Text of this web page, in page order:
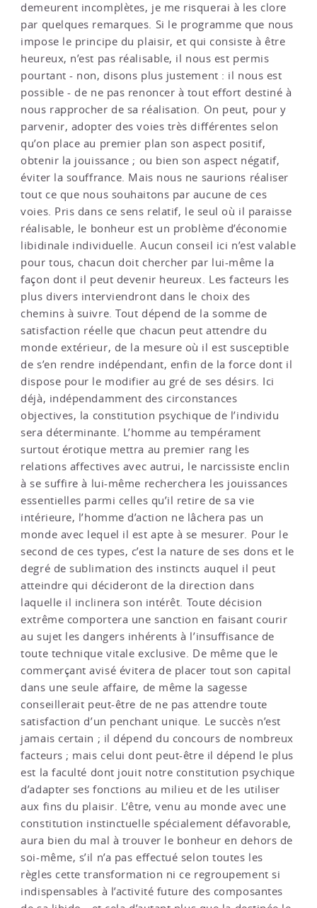
demeurent incomplètes, je me risquerai à les clore
par quelques remarques. Si le programme que nous
impose le principe du plaisir, et qui consiste à être
heureux, n’est pas réalisable, il nous est permis
pourtant - non, disons plus justement : il nous est
possible - de ne pas renoncer à tout effort destiné à
nous rapprocher de sa réalisation. On peut, pour y
parvenir, adopter des voies très différentes selon
qu’on place au premier plan son aspect positif,
obtenir la jouissance ; ou bien son aspect négatif,
éviter la souffrance. Mais nous ne saurions réaliser
tout ce que nous souhaitons par aucune de ces
voies. Pris dans ce sens relatif, le seul où il paraisse
réalisable, le bonheur est un problème d’économie
libidinale individuelle. Aucun conseil ici n’est valable
pour tous, chacun doit chercher par lui-même la
façon dont il peut devenir heureux. Les facteurs les
plus divers interviendront dans le choix des
chemins à suivre. Tout dépend de la somme de
satisfaction réelle que chacun peut attendre du
monde extérieur, de la mesure où il est susceptible
de s’en rendre indépendant, enfin de la force dont il
dispose pour le modifier au gré de ses désirs. Ici
déjà, indépendamment des circonstances
objectives, la constitution psychique de l’individu
sera déterminante. L’homme au tempérament
surtout érotique mettra au premier rang les
relations affectives avec autrui, le narcissiste enclin
à se suffire à lui-même recherchera les jouissances
essentielles parmi celles qu’il retire de sa vie
intérieure, l’homme d’action ne lâchera pas un
monde avec lequel il est apte à se mesurer. Pour le
second de ces types, c’est la nature de ses dons et le
degré de sublimation des instincts auquel il peut
atteindre qui décideront de la direction dans
laquelle il inclinera son intérêt. Toute décision
extrême comportera une sanction en faisant courir
au sujet les dangers inhérents à l’insuffisance de
toute technique vitale exclusive. De même que le
commerçant avisé évitera de placer tout son capital
dans une seule affaire, de même la sagesse
conseillerait peut-être de ne pas attendre toute
satisfaction d’un penchant unique. Le succès n’est
jamais certain ; il dépend du concours de nombreux
facteurs ; mais celui dont peut-être il dépend le plus
est la faculté dont jouit notre constitution psychique
d’adapter ses fonctions au milieu et de les utiliser
aux fins du plaisir. L’être, venu au monde avec une
constitution instinctuelle spécialement défavorable,
aura bien du mal à trouver le bonheur en dehors de
soi-même, s’il n’a pas effectué selon toutes les
règles cette transformation ni ce regroupement si
indispensables à l’activité future des composantes